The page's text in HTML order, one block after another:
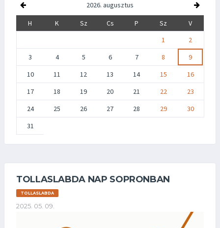
2026. augusztus
H K Sz Cs P Sz
V
1
2
3
4 5 6 7 8
9
10
11 12 13 14 15
16
17
18 19 20 21 22
23
24
25 26 27 28 29
30
31
TOLLASLABDA NAP SOPRONBAN
TOLLASLABDA
2025. 05. 09.